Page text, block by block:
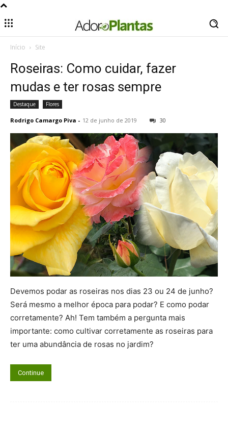
Início Site
Roseiras: Como cuidar, fazer
mudas e ter rosas sempre
Destaque Flores
Rodrigo Camargo Piva - 12 de junho de 2019 30
Devemos podar as roseiras nos dias 23 ou 24 de junho?
Será mesmo a melhor época para podar? E como podar
corretamente? Ah! Tem também a pergunta mais
importante: como cultivar corretamente as roseiras para
ter uma abundância de rosas no jardim?
Continue